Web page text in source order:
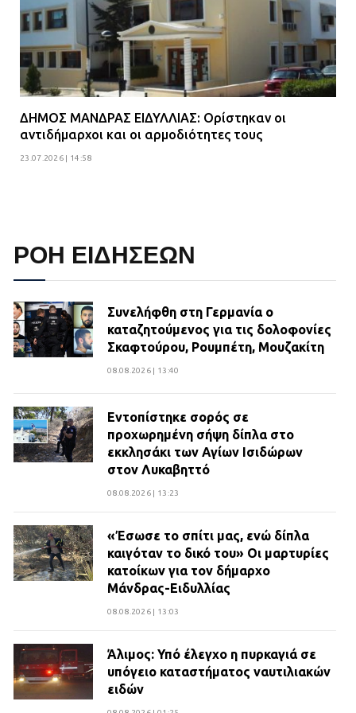
ΔΗΜΟΣ ΜΑΝΔΡΑΣ ΕΙΔΥΛΛΙΑΣ: Ορίστηκαν οι
αντιδήμαρχοι και οι αρμοδιότητες τους
23.07.2026 | 14:58
ΡΟΗ ΕΙΔΗΣΕΩΝ
Συνελήφθη στη Γερμανία ο
καταζητούμενος για τις δολοφονίες
Σκαφτούρου, Ρουμπέτη, Μουζακίτη
08.08.2026 | 13:40
Εντοπίστηκε σορός σε
προχωρημένη σήψη δίπλα στο
εκκλησάκι των Αγίων Ισιδώρων
στον Λυκαβηττό
08.08.2026 | 13:23
«Έσωσε το σπίτι μας, ενώ δίπλα
καιγόταν το δικό του» Οι μαρτυρίες
κατοίκων για τον δήμαρχο
Μάνδρας-Ειδυλλίας
08.08.2026 | 13:03
Άλιμος: Υπό έλεγχο η πυρκαγιά σε
υπόγειο καταστήματος ναυτιλιακών
ειδών